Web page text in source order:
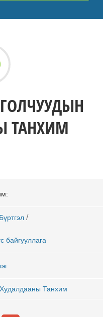
ТАНХИМ
Бүртгэл /
байгууллага
Танхим